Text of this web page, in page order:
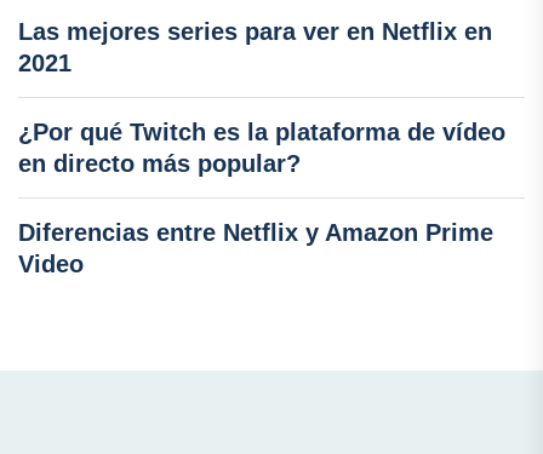
Las mejores series para ver en Netflix en
2021
¿Por qué Twitch es la plataforma de vídeo
en directo más popular?
Diferencias entre Netflix y Amazon Prime
Video